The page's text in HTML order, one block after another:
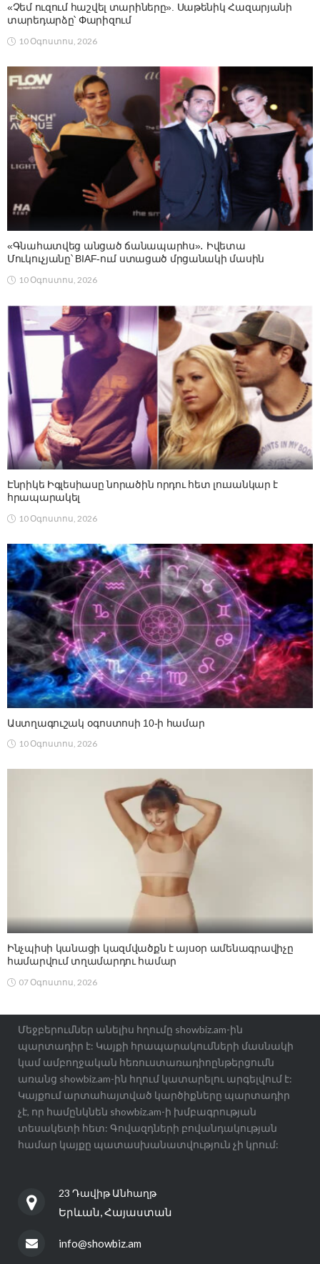
«Չեմ ուզում հաշվել տարիները». Սաթենիկ Հազարյանի
տարեդարձը՝ Փարիզում
10 Օգոստոս, 2026
«Գնահատվեց անցած ճանապարհս»․ Իվետա
Մուկուչյանը՝ BIAF-ում ստացած մրցանակի մասին
10 Օգոստոս, 2026
Էնրիկե Իգլեսիասը նորածին որդու հետ լուսանկար է
հրապարակել
10 Օգոստոս, 2026
Աստղագուշակ օգոստոսի 10-ի համար
10 Օգոստոս, 2026
Ինչպիսի կանացի կազմվածքն է այսօր ամենագրավիչը
համարվում տղամարդու համար
07 Օգոստոս, 2026
Մեջբերումներ անելիս հղումը showbiz.am-ին
պարտադիր է: Կայքի հրապարակումների մասնակի
կամ ամբողջական հեռուստառադիոընթերցումն
առանց showbiz.am-ին հղում կատարելու արգելվում է:
Կայքում արտահայտված կարծիքները պարտադիր
չէ, որ համընկնեն showbiz.am-ի խմբագրության
տեսակետի հետ: Գովազդների բովանդակության
համար կայքը պատասխանատվություն չի կրում:
23 Դավիթ Անհաղթ
Երևան, Հայաստան
info@showbiz.am